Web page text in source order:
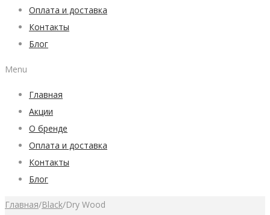
Оплата и доставка
Контакты
Блог
Menu
Главная
Акции
О бренде
Оплата и доставка
Контакты
Блог
Главная/Black/Dry Wood